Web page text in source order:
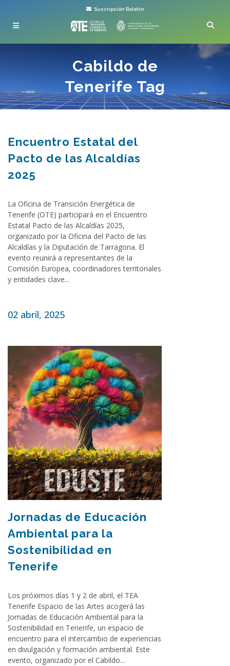
Suscripción Boletín
Cabildo de
Tenerife Tag
Encuentro Estatal del
Pacto de las Alcaldías
2025
La Oficina de Transición Energética de
Tenerife (OTE) participará en el Encuentro
Estatal Pacto de las Alcaldías 2025,
organizado por la Oficina del Pacto de las
Alcaldías y la Diputación de Tarragona. El
evento reunirá a representantes de la
Comisión Europea, coordinadores territoriales
y entidades clave...
02 abril, 2025
Jornadas de Educación
Ambiental para la
Sostenibilidad en
Tenerife
Los próximos días 1 y 2 de abril, el TEA
Tenerife Espacio de las Artes acogerá las
Jornadas de Educación Ambiental para la
Sostenibilidad en Tenerife, un espacio de
encuentro para el intercambio de experiencias
en divulgación y formación ambiental. Este
evento, organizado por el Cabildo...